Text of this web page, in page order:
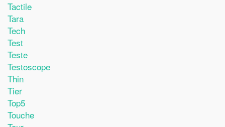
Tactile
Tara
Tech
Test
Teste
Testoscope
Thin
Tier
Top5
Touche